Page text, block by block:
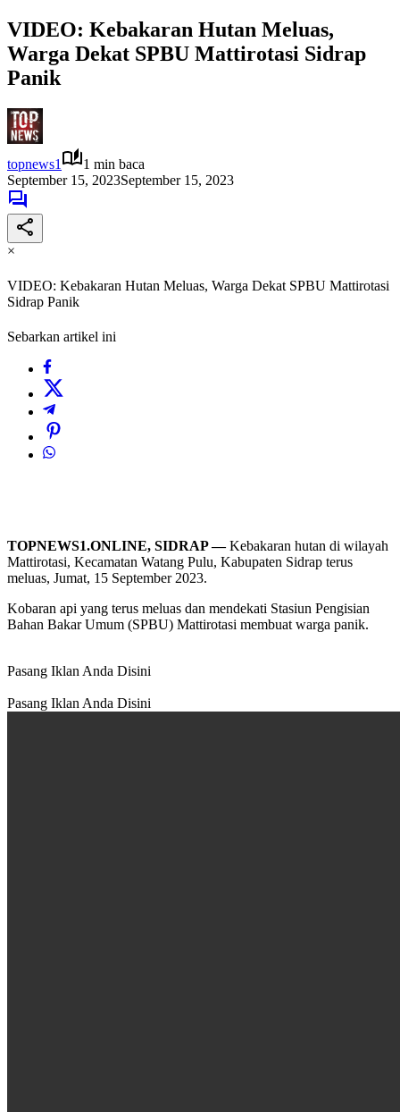
VIDEO: Kebakaran Hutan Meluas,
Warga Dekat SPBU Mattirotasi Sidrap
Panik
topnews1
1 min baca
September 15, 2023September 15, 2023
×
VIDEO: Kebakaran Hutan Meluas, Warga Dekat SPBU Mattirotasi
Sidrap Panik
Sebarkan artikel ini
TOPNEWS1.ONLINE, SIDRAP —Kebakaran hutan di wilayah
Mattirotasi, Kecamatan Watang Pulu, Kabupaten Sidrap terus
meluas, Jumat, 15 September 2023.
Kobaran api yang terus meluas dan mendekati Stasiun Pengisian
Bahan Bakar Umum (SPBU) Mattirotasi membuat warga panik.
Pasang Iklan Anda Disini
Pasang Iklan Anda Disini